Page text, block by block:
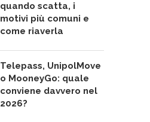
quando scatta, i
motivi più comuni e
come riaverla
Telepass, UnipolMove
o MooneyGo: quale
conviene davvero nel
2026?